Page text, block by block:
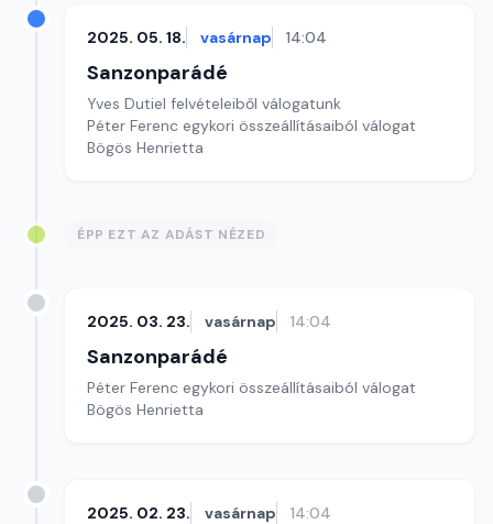
2025. 05. 18. vasárnap 14:04
Sanzonparádé
Yves Dutiel felvételeiből válogatunk
Péter Ferenc egykori összeállításaiból válogat
Bögös Henrietta
ÉPP EZT AZ ADÁST NÉZED
2025. 03. 23. vasárnap 14:04
Sanzonparádé
Péter Ferenc egykori összeállításaiból válogat
Bögös Henrietta
2025. 02. 23. vasárnap 14:04